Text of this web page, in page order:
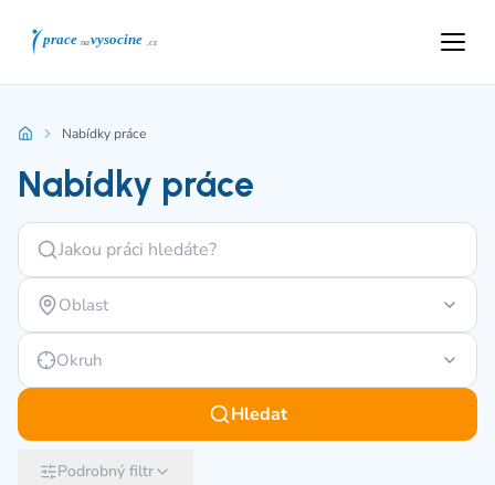
Nabídky práce
Nabídky práce
Oblast
Okruh
Hledat
Podrobný filtr